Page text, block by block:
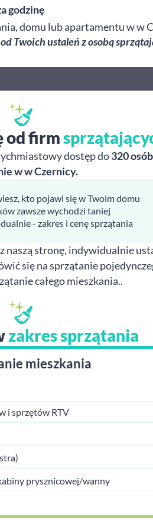
godzinę
domu lub apartamentu w w
Twoich ustaleń z osobą
od firm
dostęp do320
w w Czernicy.
kto pojawi się w Twoim domu
zawsze wychodzi taniej
- zakres i cenę sprzątania
naszą stronę, indywidualnie
się na sprzątanie
całego mieszkania..
zakres sprzątania
mieszkania
i sprzętów RTV
prysznicowej/wanny